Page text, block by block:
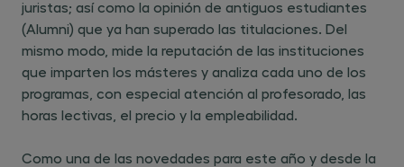
juristas; así como la opinión de antiguos estudiantes
(Alumni) que ya han superado las titulaciones. Del
mismo modo, mide la reputación de las instituciones
que imparten los másteres y analiza cada uno de los
programas, con especial atención al profesorado, las
horas lectivas, el precio y la empleabilidad.
Como una de las novedades para este año y desde la